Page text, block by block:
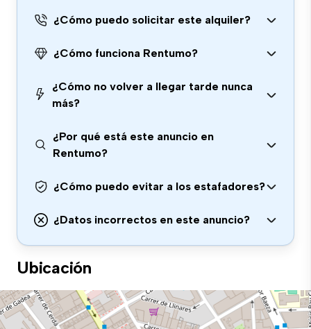
¿Cómo puedo solicitar este alquiler?
¿Cómo funciona Rentumo?
¿Cómo no volver a llegar tarde nunca
más?
¿Por qué está este anuncio en
Rentumo?
¿Cómo puedo evitar a los estafadores?
¿Datos incorrectos en este anuncio?
Ubicación